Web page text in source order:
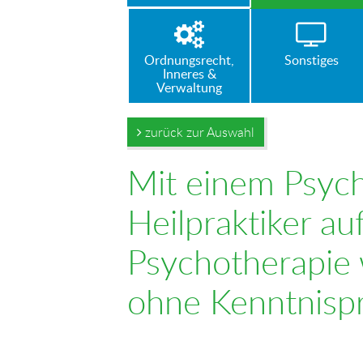
Ordnungsrecht,
Inneres &
Verwaltung
Sonstiges
zurück zur Auswahl
Mit einem
Heilpraktiker
ohne